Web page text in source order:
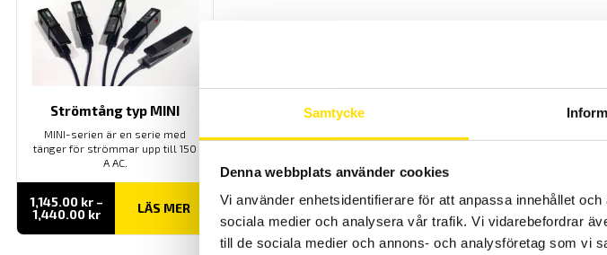
Samtycke
Denna webbplats använder cookies
Vi använder enhetsidentifierare för att anpassa innehållet
sociala medier och analysera vår trafik. Vi vidarebefordrar
till de sociala medier och annons- och analysföretag som vi
Strömtång typ MINI
MINI-serien är en serie med
tänger för strömmar upp till 150
A AC.
1,145.00 kr –
1,440.00 krPrisintervall:
till
LÄS MER